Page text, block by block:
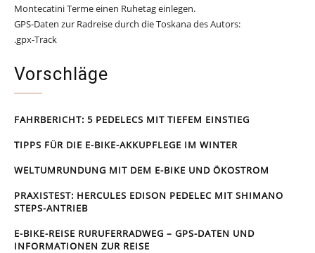
Montecatini Terme einen Ruhetag einlegen.
GPS-Daten zur Radreise durch die Toskana des Autors:
.gpx-Track
Vorschläge
FAHRBERICHT: 5 PEDELECS MIT TIEFEM EINSTIEG
TIPPS FÜR DIE E-BIKE-AKKUPFLEGE IM WINTER
WELTUMRUNDUNG MIT DEM E-BIKE UND ÖKOSTROM
PRAXISTEST: HERCULES EDISON PEDELEC MIT SHIMANO
STEPS-ANTRIEB
E-BIKE-REISE RUR­UFER­RAD­WEG – GPS-DATEN UND
INFORMATIONEN ZUR REISE